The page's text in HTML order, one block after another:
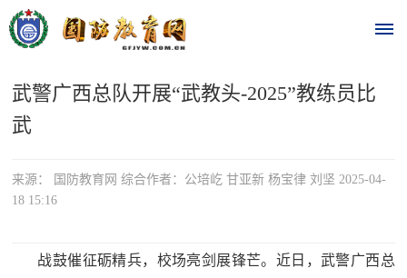
首
时
要
武警广西总队开展“武教头-2025”教练员比
武
来源： 国防教育网 综合作者：公培屹 甘亚新 杨宝律 刘坚 2025-04-
18 15:16
战鼓催征砺精兵，校场亮剑展锋芒。近日，武警广西总